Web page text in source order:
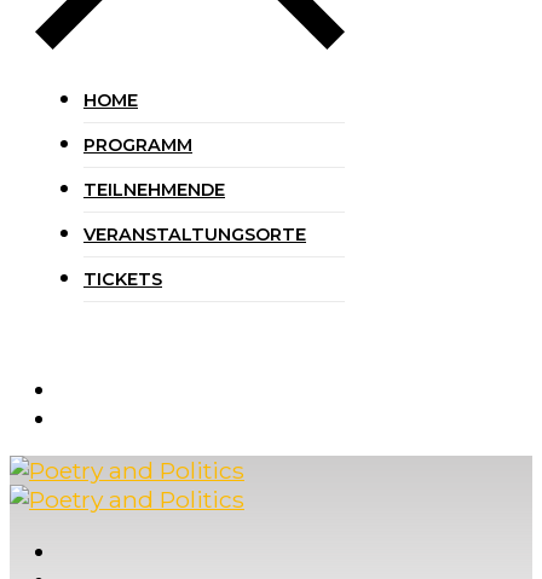
HOME
PROGRAMM
TEILNEHMENDE
VERANSTALTUNGSORTE
TICKETS